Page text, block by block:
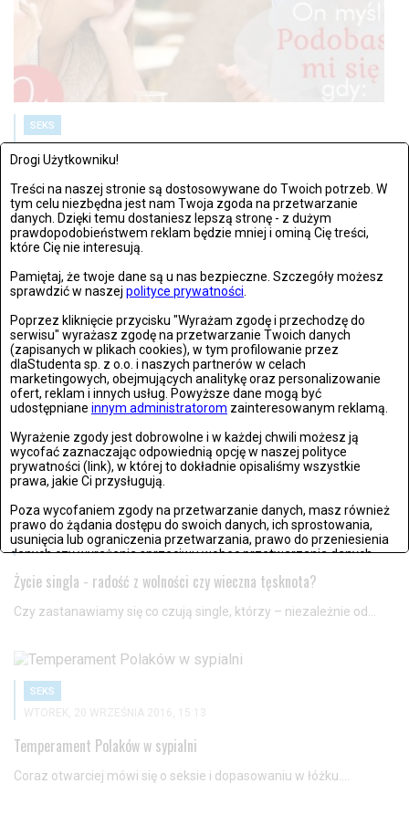
Drogi Użytkowniku!
Treści na naszej stronie są dostosowywane do Twoich potrzeb. W
tym celu niezbędna jest nam Twoja zgoda na przetwarzanie
danych. Dzięki temu dostaniesz lepszą stronę - z dużym
prawdopodobieństwem reklam będzie mniej i ominą Cię treści,
które Cię nie interesują.
Pamiętaj, że twoje dane są u nas bezpieczne. Szczegóły możesz
sprawdzić w naszej polityce prywatności
Poprzez kliknięcie przycisku "Wyrażam zgodę i przechodzę do
serwisu" wyrażasz zgodę na przetwarzanie Twoich danych
(zapisanych w plikach cookies), w tym profilowanie przez
dlaStudenta sp. z o.o. i naszych partnerów w celach
marketingowych, obejmujących analitykę oraz personalizowanie
ofert, reklam i innych usług. Powyższe dane mogą być
udostępniane innym administratorom zainteresowanym reklamą.
Wyrażenie zgody jest dobrowolne i w każdej chwili możesz ją
wycofać zaznaczając odpowiednią opcję w naszej polityce
prywatności (link), w której to dokładnie opisaliśmy wszystkie
prawa, jakie Ci przysługują.
Poza wycofaniem zgody na przetwarzanie danych, masz również
prawo do żądania dostępu do swoich danych, ich sprostowania,
usunięcia lub ograniczenia przetwarzania, prawo do przeniesienia
danych czy wyrażenia sprzeciwu wobec przetwarzania danych.
Jeżeli nie chcesz wyrazić zgody na przetwarzanie plików cookies,
SEKS
PONIEDZIAŁEK, 14 LISTOPADAA 2016, 11:54
Jak poznasz, że mu się podobasz? Sygnały, które świadczą o
zainteresowaniu mężczyzny
Czy kobiety potrafią czytać sygnały męskiej sympatii, a panowie
udzielają...
SEKS
ŚRODA, 05 PAŹDZIERNIKAA 2016, 13:16
Życie singla - radość z wolności czy wieczna tęsknota?
Czy zastanawiamy się co czują single, którzy – niezależnie od...
SEKS
WTOREK, 20 WRZEŚNIA 2016, 15:13
Temperament Polaków w sypialni
Coraz otwarciej mówi się o seksie i dopasowaniu w łóżku....